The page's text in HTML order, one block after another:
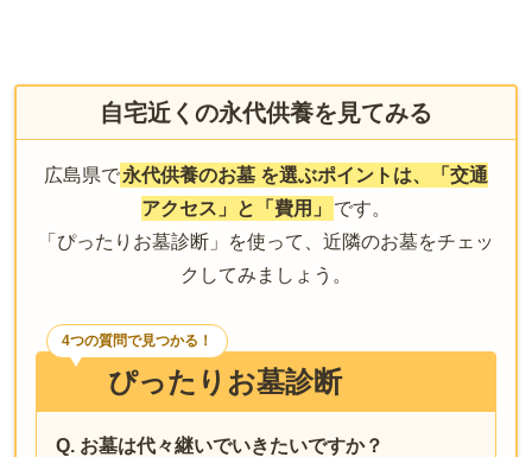
自宅近くの永代供養を見てみる
広島県で永代供養のお墓 を選ぶポイントは、「交通
アクセス」と「費用」
です。
「ぴったりお墓診断」を使って、近隣のお墓をチェッ
クしてみましょう。
ぴったりお墓診断
4つの質問で見つかる！
Q. お墓は代々継いでいきたいですか？